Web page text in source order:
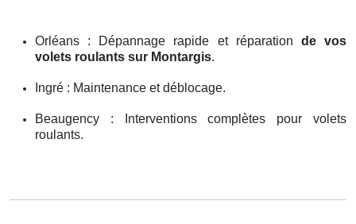
Orléans : Dépannage rapide et réparation de vos
volets roulants sur Montargis.
Ingré : Maintenance et déblocage.
Beaugency : Interventions complètes pour volets
roulants.